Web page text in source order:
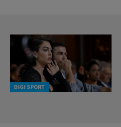
DIGI SPORT